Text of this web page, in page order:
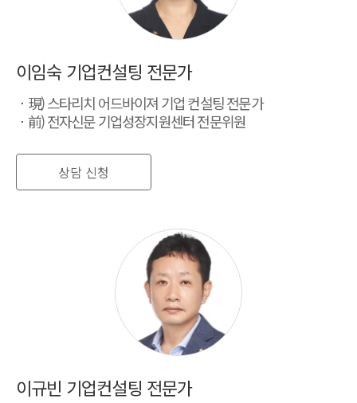
이임숙 기업컨설팅 전문가
現) 스타리치 어드바이져 기업 컨설팅 전문가
前) 전자신문 기업성장지원센터 전문위원
상담 신청
이규빈 기업컨설팅 전문가